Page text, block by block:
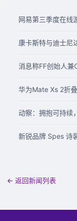
网易第三季度在线
康卡斯特与迪士尼
消息称FF创始人兼
华为Mate Xs 2折
动察：拥抱可持续
新锐品牌 Spes 诗
← 返回新闻列表